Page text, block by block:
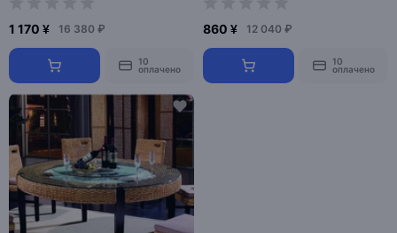
1 170 ¥ 16 380 ₽
10
оплачено
860 ¥ 12 040 ₽
10
оплачено